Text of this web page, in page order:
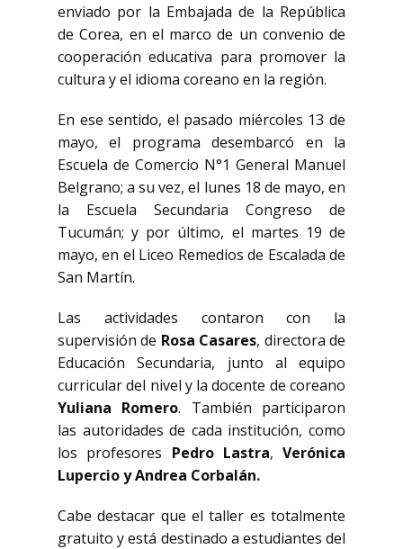
enviado por la Embajada de la República
de Corea, en el marco de un convenio de
cooperación educativa para promover la
cultura y el idioma coreano en la región.
En ese sentido, el pasado miércoles 13 de
mayo, el programa desembarcó en la
Escuela de Comercio N°1 General Manuel
Belgrano; a su vez, el lunes 18 de mayo, en
la Escuela Secundaria Congreso de
Tucumán; y por último, el martes 19 de
mayo, en el Liceo Remedios de Escalada de
San Martín.
Las actividades contaron con la
supervisión de Rosa Casares, directora de
Educación Secundaria, junto al equipo
curricular del nivel y la docente de coreano
Yuliana Romero. También participaron
las autoridades de cada institución, como
los profesores Pedro Lastra, Verónica
Lupercio y Andrea Corbalán.
Cabe destacar que el taller es totalmente
gratuito y está destinado a estudiantes del